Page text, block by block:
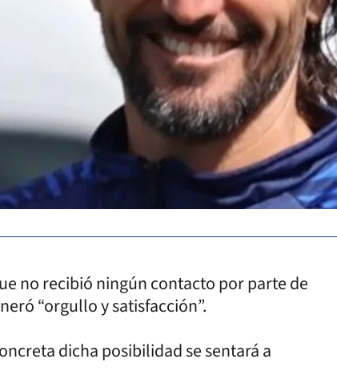
no recibió ningún contacto por parte de
“orgullo y satisfacción”.
dicha posibilidad se sentará a